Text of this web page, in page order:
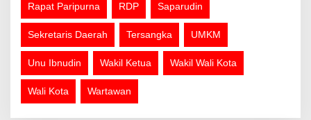
Rapat Paripurna RDP Saparudin
Sekretaris Daerah Tersangka UMKM
Unu Ibnudin Wakil Ketua Wakil Wali Kota
Wali Kota Wartawan